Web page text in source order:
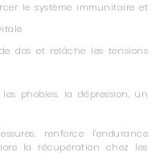
le système immunitaire et
dos et relâche les tensions
phobies, la dépression, un
renforce l'endurance
la récupération chez les